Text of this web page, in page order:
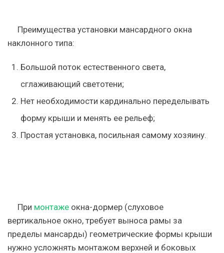
Преимущества установки мансардного окна
наклонного типа:
Большой поток естественного света,
сглаживающий светотени;
Нет необходимости кардинально переделывать
форму крыши и менять ее рельеф;
Простая установка, посильная самому хозяину.
При монтаже окна-дормер (слуховое
вертикальное окно, требует выноса рамы за
пределы мансарды) геометрические формы крыши
нужно усложнять монтажом верхней и боковых